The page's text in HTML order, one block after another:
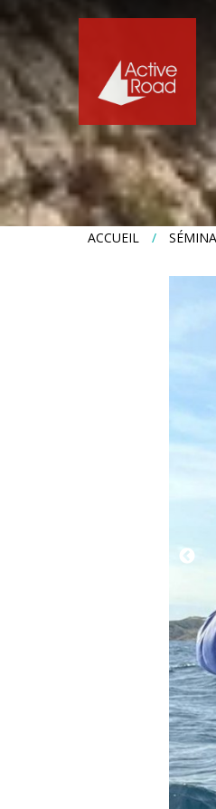
ACCUEIL /
Accueil
Activités
Séjours